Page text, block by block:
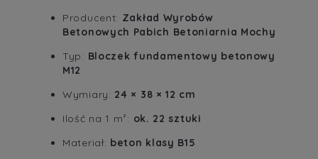
Producent: Zakład Wyrobów
Betonowych Pabich Betoniarnia Mochy
Typ: Bloczek fundamentowy betonowy
M12
Wymiary: 24 × 38 × 12 cm
Ilość na 1 m²: ok. 22 sztuki
Materiał: beton klasy B15